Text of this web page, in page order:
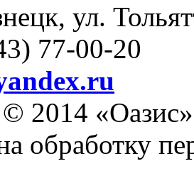
ул.
77-00-20
2014 «Оазис»
обработку